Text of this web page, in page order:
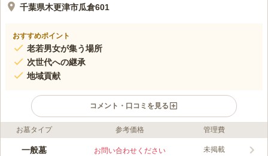
千葉県木更津市瓜倉601
おすすめポイント
老若男女が集う場所
次世代への継承
地域貢献
コメント・口コミを見る
口コミ評価
この霊園はまだ誰からも評価されていません。
お墓タイプ 参考価格 管理費
一般墓 お問い合わせください 未掲載